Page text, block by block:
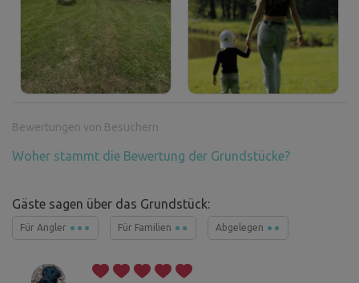
Bewertungen von Besuchern
Woher stammt die Bewertung der Grundstücke?
Gäste sagen über das Grundstück:
Für Angler Für Familien Abgelegen